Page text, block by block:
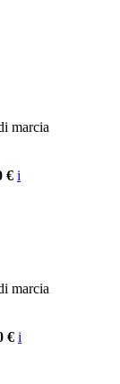
marcia
€ i
marcia
€ i